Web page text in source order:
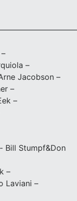
–
Jacobson –
–
–
Bill Stumpf&Don
–
Laviani –